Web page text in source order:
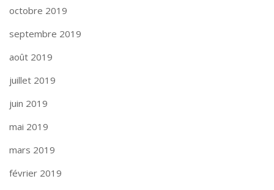
octobre 2019
septembre 2019
août 2019
juillet 2019
juin 2019
mai 2019
mars 2019
février 2019